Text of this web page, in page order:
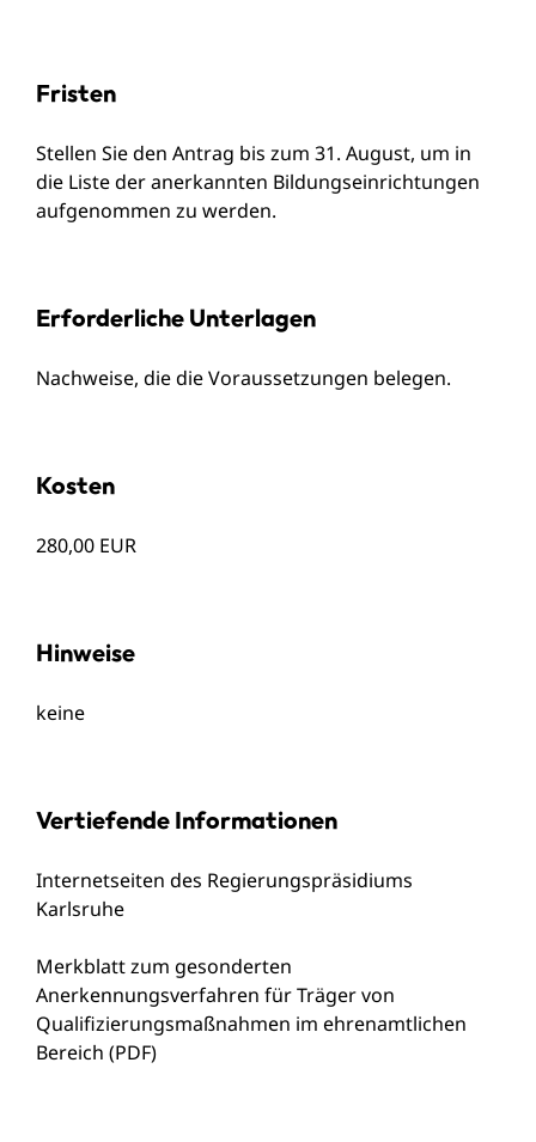
Fristen
Stellen Sie den Antrag bis zum 31. August, um in
die Liste der anerkannten Bildungseinrichtungen
aufgenommen zu werden.
Erforderliche Unterlagen
Nachweise, die die Voraussetzungen belegen.
Kosten
280,00 EUR
Hinweise
keine
Vertiefende Informationen
Internetseiten des Regierungspräsidiums
Karlsruhe
Merkblatt zum gesonderten
Anerkennungsverfahren für Träger von
Qualifizierungsmaßnahmen im ehrenamtlichen
Bereich (PDF)